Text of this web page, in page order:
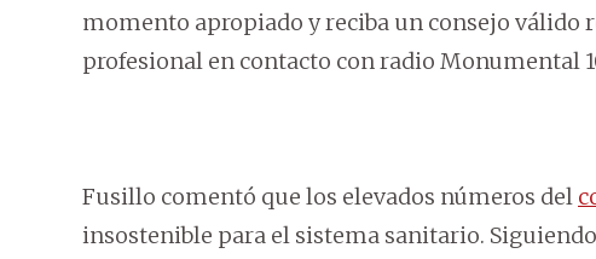
momento apropiado y reciba un consejo válido
profesional en contacto con radio Monumental
Fusillo comentó que los elevados números del
insostenible para el sistema sanitario.